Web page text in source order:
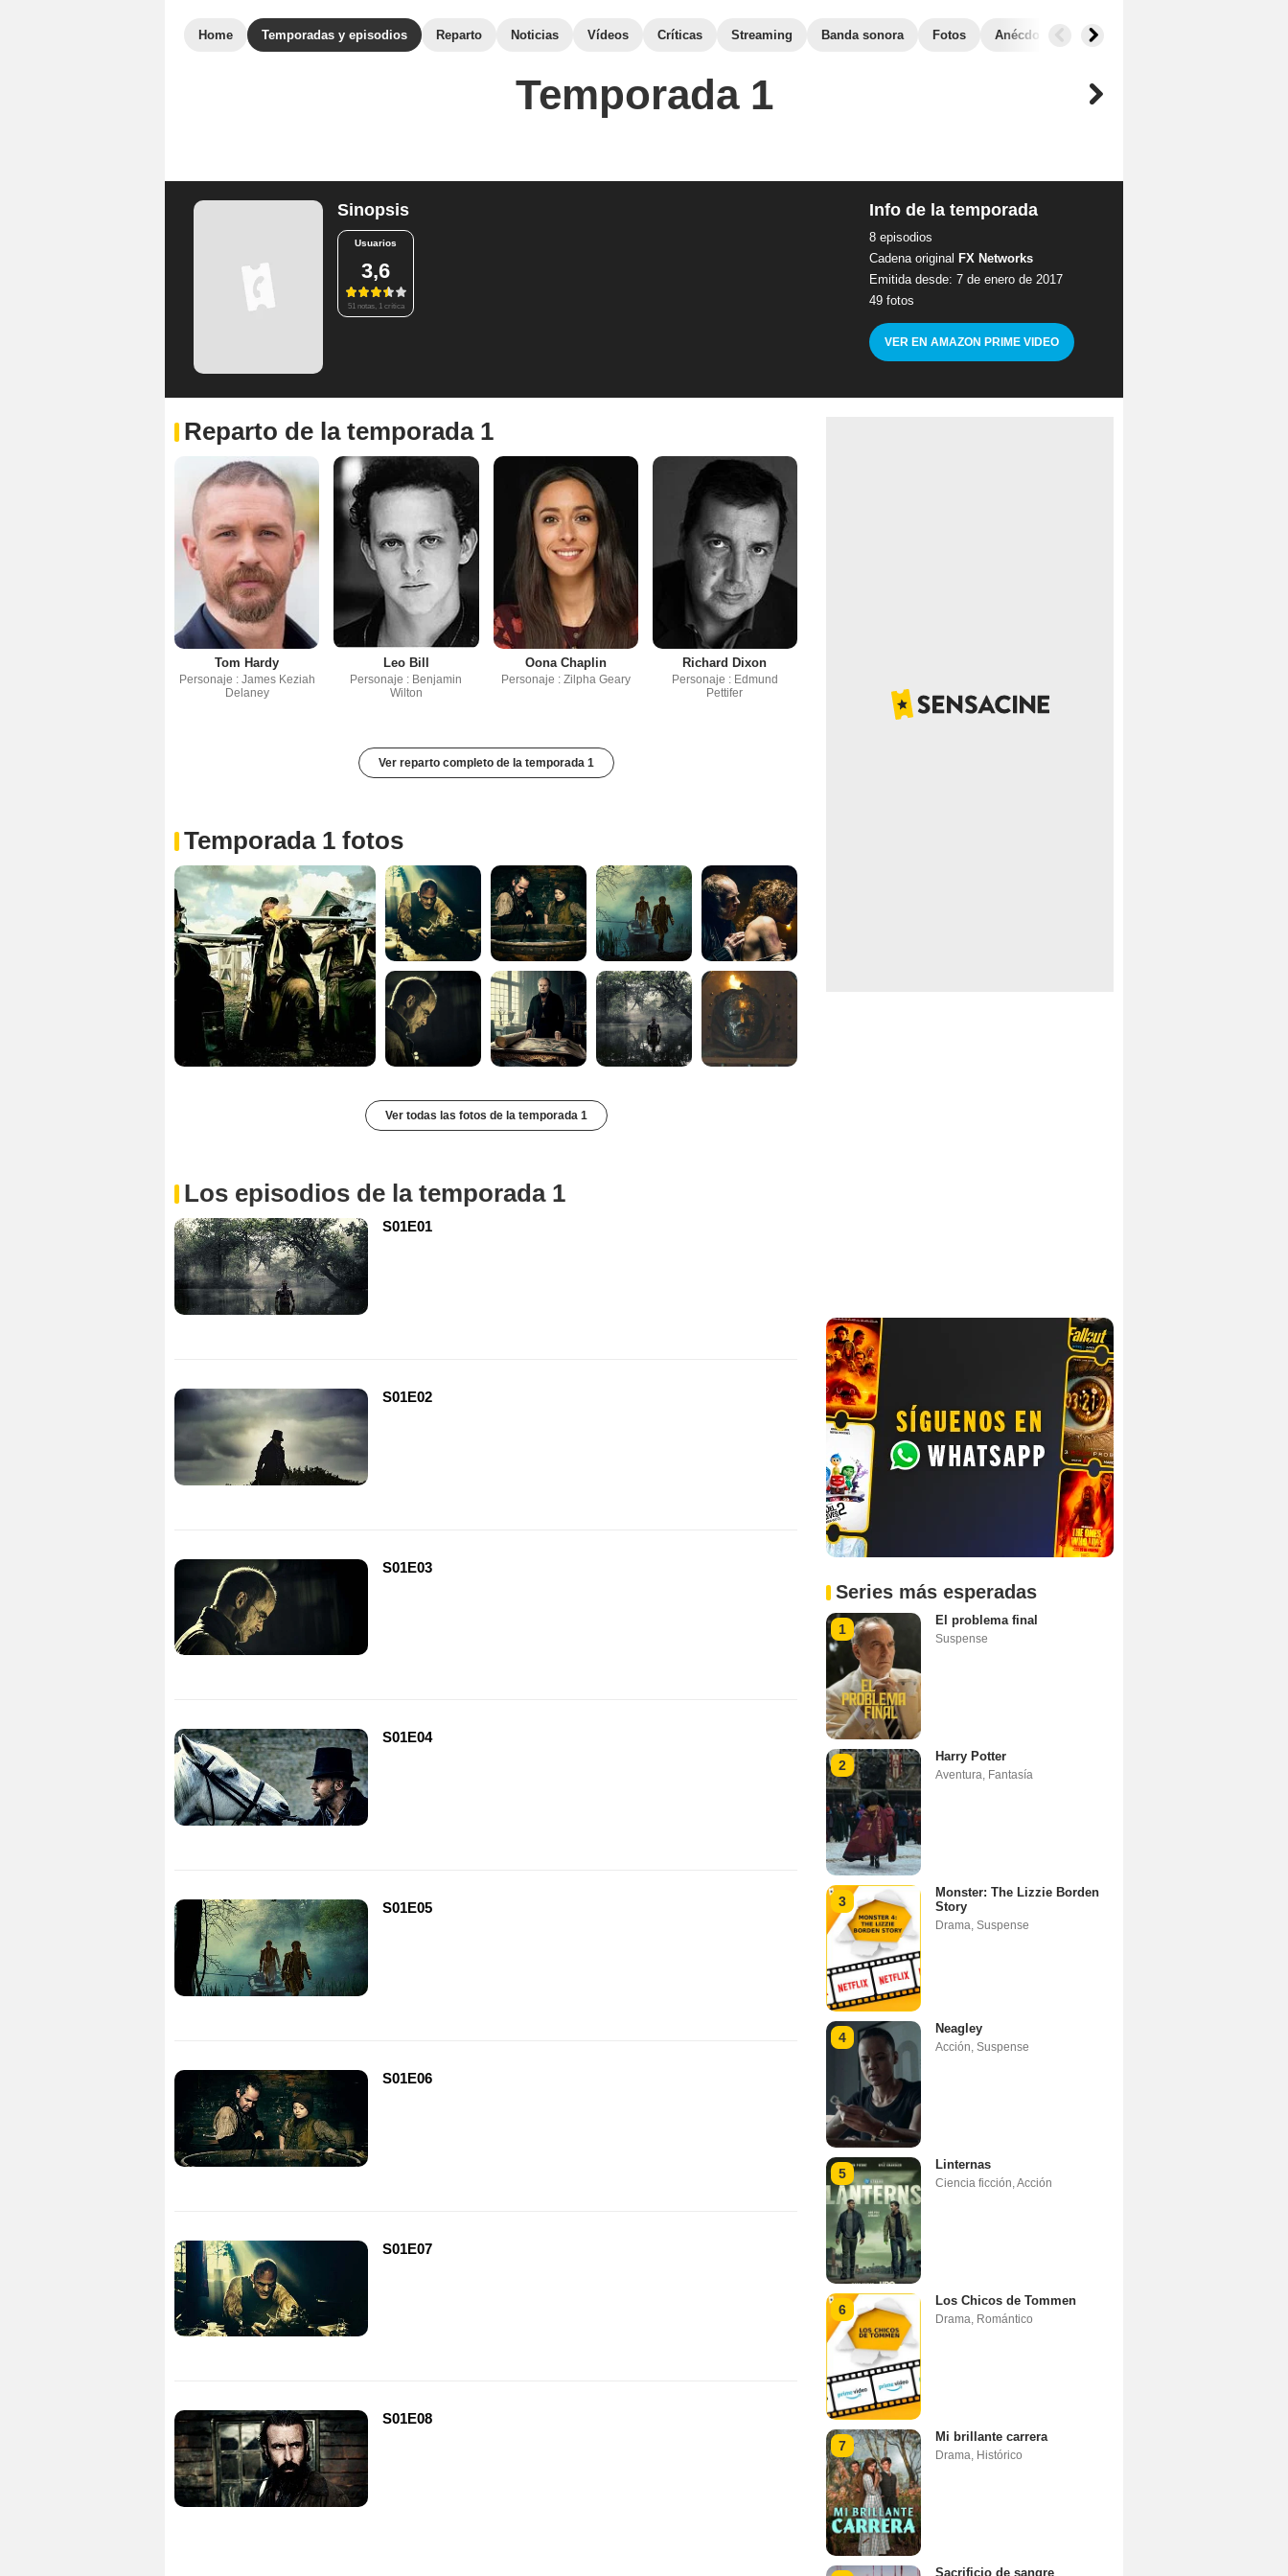
Home Temporadas y episodios Reparto Noticias Vídeos Críticas Streaming Banda sonora Fotos Anécdotas Audiencias
Temporada 1
Sinopsis
Usuarios
3,6
51 notas, 1 crítica
Info de la temporada
8 episodios
Cadena original FX Networks
Emitida desde: 7 de enero de 2017
49 fotos
VER EN AMAZON PRIME VIDEO
Reparto de la temporada 1
Tom Hardy
Personaje : James Keziah
Delaney
Leo Bill
Personaje : Benjamin
Wilton
Oona Chaplin
Personaje : Zilpha Geary
Richard Dixon
Personaje : Edmund
Pettifer
Ver reparto completo de la temporada 1
Temporada 1 fotos
Ver todas las fotos de la temporada 1
Los episodios de la temporada 1
S01E01
S01E02
S01E03
S01E04
S01E05
S01E06
S01E07
S01E08
Series más esperadas
1
El problema final
Suspense
2
Harry Potter
Aventura Fantasía
3
Monster: The Lizzie Borden
Story
Drama Suspense
4
Neagley
Acción Suspense
5
Linternas
Ciencia ficción Acción
6
Los Chicos de Tommen
Drama Romántico
7
Mi brillante carrera
Drama Histórico
Sacrificio de sangre